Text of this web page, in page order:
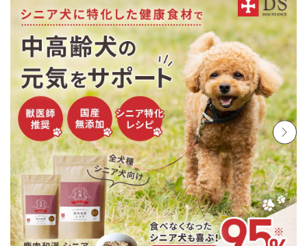
meeting_room ログイン person 新規会員登録
犬用品から探す
猫用品から探す
お悩みから探す
よくあるご質問
ご利用ガイド
ご相談室